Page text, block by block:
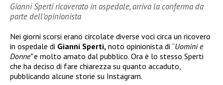
Gianni Sperti ricoverato in ospedale, arriva la conferma da
parte dell’opinionista
Nei giorni scorsi erano circolate diverse voci circa un ricovero
in ospedale di Gianni Sperti, noto opinionista di “Uomini e
Donne”e molto amato dal pubblico. Ora è lo stesso Sperti
che ha deciso di fare chiarezza su quanto accaduto,
pubblicando alcune storie su Instagram.